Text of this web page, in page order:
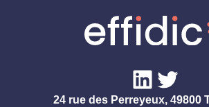
LinkedIn Twitter
24 rue des Perreyeux, 49800